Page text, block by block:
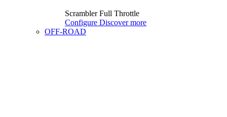
Scrambler Full Throttle
Configure Discover more
OFF-ROAD